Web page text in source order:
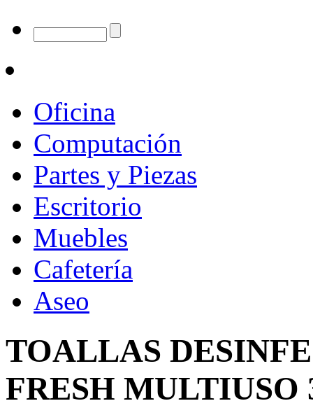
Oficina
Computación
Partes y Piezas
Escritorio
Muebles
Cafetería
Aseo
TOALLAS
FRESH MULTIUSO